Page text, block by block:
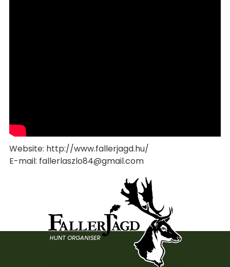
Website: http://www.fallerjagd.hu/
E-mail: fallerlaszlo84@gmail.com